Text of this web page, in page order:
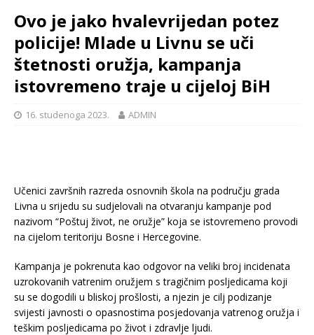
Ovo je jako hvalevrijedan potez
policije! Mlade u Livnu se uči
štetnosti oružja, kampanja
istovremeno traje u cijeloj BiH
16. studenoga 2023. ADMIN
Učenici završnih razreda osnovnih škola na području grada
Livna u srijedu su sudjelovali na otvaranju kampanje pod
nazivom “Poštuj život, ne oružje” koja se istovremeno provodi
na cijelom teritoriju Bosne i Hercegovine.
Kampanja je pokrenuta kao odgovor na veliki broj incidenata
uzrokovanih vatrenim oružjem s tragičnim posljedicama koji
su se dogodili u bliskoj prošlosti, a njezin je cilj podizanje
svijesti javnosti o opasnostima posjedovanja vatrenog oružja i
teškim posljedicama po život i zdravlje ljudi.